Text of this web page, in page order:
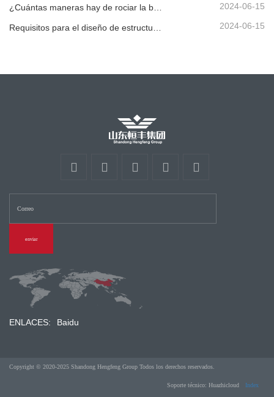
¿Cuántas maneras hay de rociar la barandilla corrugada? 2024-06-15
2024-06-15
enviar
ENLACES: Baidu
Copyright © 2020-2025 Shandong Hengfeng Group Todos los derechos reservados.
Soporte técnico: Huazhicloud Index